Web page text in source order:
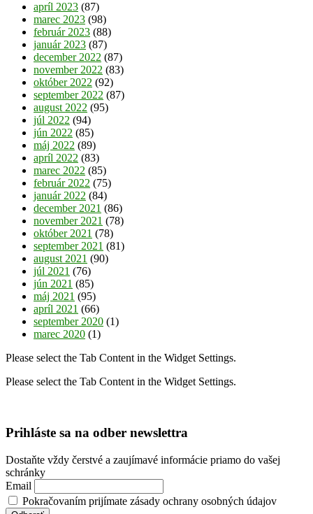
apríl 2023 (87)
marec 2023 (98)
február 2023 (88)
január 2023 (87)
december 2022 (87)
november 2022 (83)
október 2022 (92)
september 2022 (87)
august 2022 (95)
júl 2022 (94)
jún 2022 (85)
máj 2022 (89)
apríl 2022 (83)
marec 2022 (85)
február 2022 (75)
január 2022 (84)
december 2021 (86)
november 2021 (78)
október 2021 (78)
september 2021 (81)
august 2021 (90)
júl 2021 (76)
jún 2021 (85)
máj 2021 (95)
apríl 2021 (66)
september 2020 (1)
marec 2020 (1)
Please select the Tab Content in the Widget Settings.
Please select the Tab Content in the Widget Settings.
Prihláste sa na odber newslettra
Dostaňte vždy čerstvé a zaujímavé informácie priamo do vašej
schránky
Email
Pokračovaním prijímate zásady ochrany osobných údajov